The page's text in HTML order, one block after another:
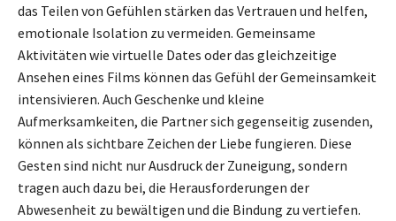
das Teilen von Gefühlen stärken das Vertrauen und helfen,
emotionale Isolation zu vermeiden. Gemeinsame
Aktivitäten wie virtuelle Dates oder das gleichzeitige
Ansehen eines Films können das Gefühl der Gemeinsamkeit
intensivieren. Auch Geschenke und kleine
Aufmerksamkeiten, die Partner sich gegenseitig zusenden,
können als sichtbare Zeichen der Liebe fungieren. Diese
Gesten sind nicht nur Ausdruck der Zuneigung, sondern
tragen auch dazu bei, die Herausforderungen der
Abwesenheit zu bewältigen und die Bindung zu vertiefen.